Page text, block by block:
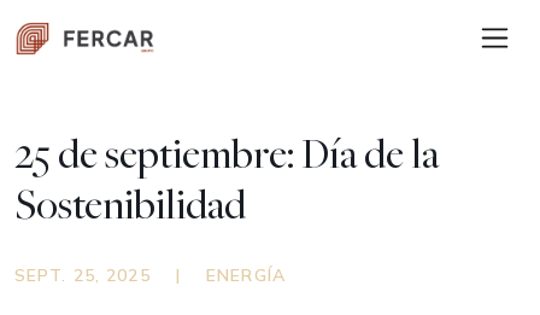
25 de septiembre: Día de la
Sostenibilidad
SEPT. 25, 2025 | ENERGÍA